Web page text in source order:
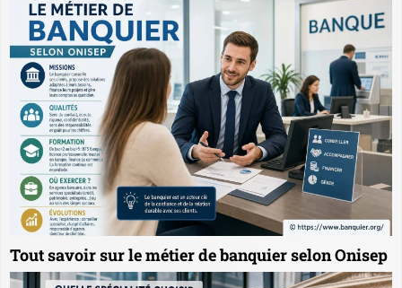
Tout savoir sur le métier de banquier selon Onisep